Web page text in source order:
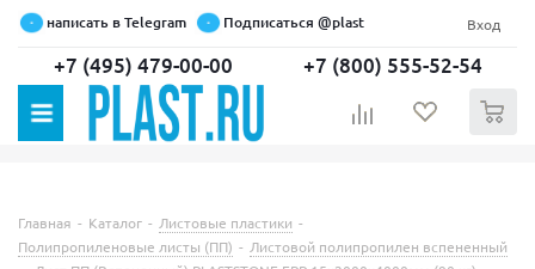
написать в Telegram Подписаться @plast Вход
+7 (495) 479-00-00 +7 (800) 555-52-54
Главная - Каталог - Листовые пластики -
Полипропиленовые листы (ПП) - Листовой полипропилен вспененный